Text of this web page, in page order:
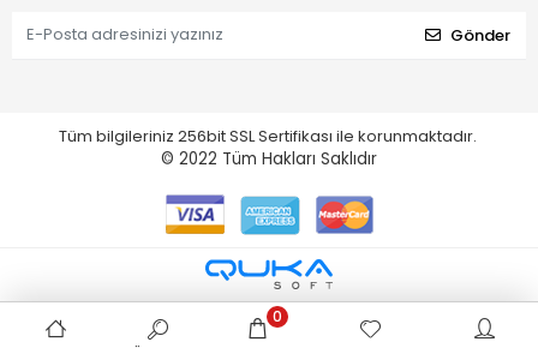
Gönder
Tüm bilgileriniz 256bit SSL Sertifikası ile korunmaktadır.
© 2022 Tüm Hakları Saklıdır
0